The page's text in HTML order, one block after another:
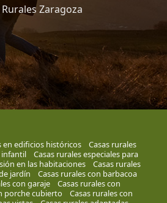
Rurales Zaragoza
en edificios históricos
Casas rurales
infantil
Casas rurales especiales para
en las habitaciones
Casas rurales
jardín
Casas rurales con barbacoa
con garaje
Casas rurales con
porche cubierto
Casas rurales con